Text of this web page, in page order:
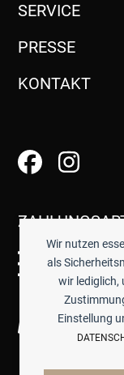
Wir nutzen
als
wir lediglich,
Einstellung
SERVICE
PRESSE
KONTAKT